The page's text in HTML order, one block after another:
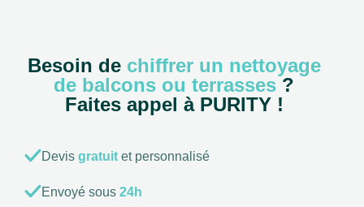
Besoin de chiffrer un nettoyage
de balcons ou terrasses ?
Faites appel à PURITY !
Devis gratuit et personnalisé
Envoyé sous 24h